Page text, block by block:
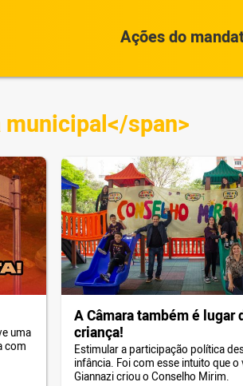
Ações do
municipal</span>
uma
com
A Câmara também é lugar
criança!
Estimular a participação política
infância. Foi com esse intuito que
Giannazi criou o Conselho Mirim.